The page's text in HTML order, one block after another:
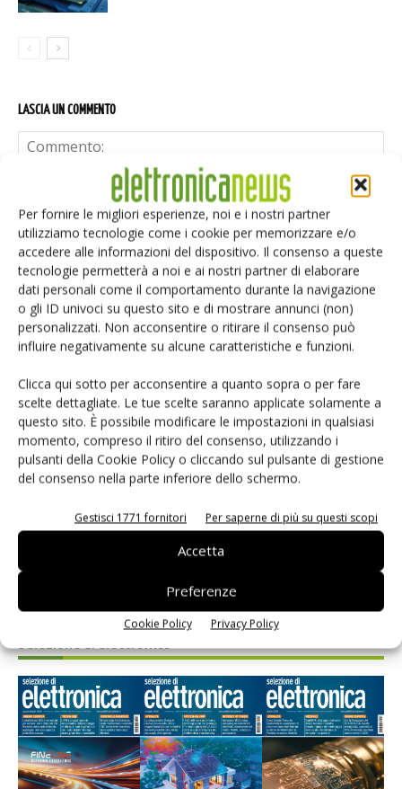
Per fornire le migliori esperienze, noi e i nostri partner
utilizziamo tecnologie come i cookie per memorizzare e/o
accedere alle informazioni del dispositivo. Il consenso a queste
tecnologie permetterà a noi e ai nostri partner di elaborare
dati personali come il comportamento durante la navigazione
o gli ID univoci su questo sito e di mostrare annunci (non)
personalizzati. Non acconsentire o ritirare il consenso può
influire negativamente su alcune caratteristiche e funzioni.
Clicca qui sotto per acconsentire a quanto sopra o per fare
scelte dettagliate. Le tue scelte saranno applicate solamente a
questo sito. È possibile modificare le impostazioni in qualsiasi
momento, compreso il ritiro del consenso, utilizzando i
pulsanti della Cookie Policy o cliccando sul pulsante di gestione
del consenso nella parte inferiore dello schermo.
Gestisci 1771 fornitori Per saperne di più su questi scopi
Accetta
Preferenze
Cookie Policy Privacy Policy
LASCIA UN COMMENTO
Salva il mio nome, email e sito web in questo browser per i
prossimi commenti.
Selezione di elettronica